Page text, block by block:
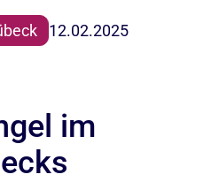
12.02.2025
im